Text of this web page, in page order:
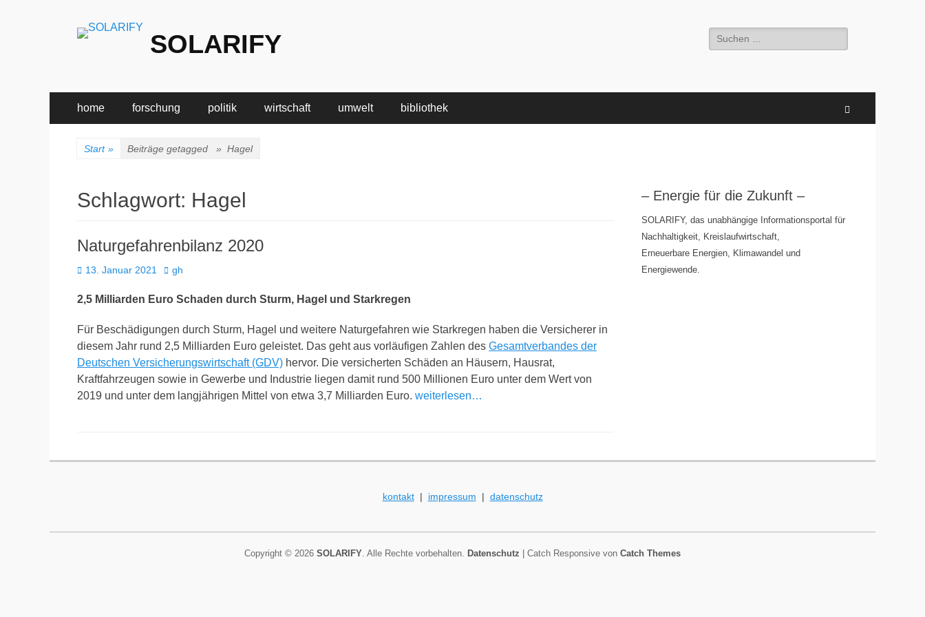
SOLARIFY
Suchen
nach:
Primäres
Menü
home forschung politik wirtschaft umwelt bibliothek
Start » Beiträge getagged » Hagel
Schlagwort: Hagel
Natur­ge­fah­ren­bi­lanz 2020
Veröffentlicht
13. Januar 2021 Autor
gh
2,5 Mil­li­ar­den Euro Scha­den durch Sturm, Hagel und Star­kre­gen
Für Beschädigungen durch Sturm, Hagel und weitere Naturgefahren wie Starkregen haben die Versicherer in
diesem Jahr rund 2,5 Milliarden Euro geleistet. Das geht aus vorläufigen Zahlen des Gesamtverbandes der
Deutschen Versicherungswirtschaft (GDV) hervor. Die versicherten Schäden an Häusern, Hausrat,
Kraftfahrzeugen sowie in Gewerbe und Industrie liegen damit rund 500 Millionen Euro unter dem Wert von
2019 und unter dem langjährigen Mittel von etwa 3,7 Milliarden Euro. weiterlesen…
– Energie für die Zukunft –
SOLARIFY, das unabhängige Informationsportal für
Nachhaltigkeit, Kreislaufwirtschaft,
Erneuerbare Energien, Klimawandel und
Energiewende.
kontakt| impressum | datenschutz
Copyright © 2026 SOLARIFY. Alle Rechte vorbehalten. Datenschutz | Catch Responsive von Catch Themes